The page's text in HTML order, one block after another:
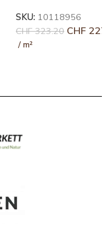
10118956
323.20 CHF227.40